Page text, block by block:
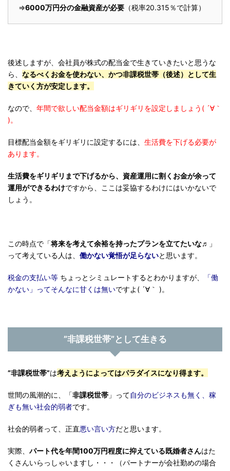
⇒6000万円分の金融資産が必要 （税率20.315％で計算）
後述しますが、会社員が株式の配当金で生きていきたいと思うな
ら、 なるべくお金を使わない、かつ非課税世帯（後述）として生
きていく方が安定します。
なので、 年間で欲しい配当金額はギリギリを設定しましょう( ´∀｀
)。
目標配当金額をギリギリに設定するには、 生活費を下げる必要が
あります。
生活費をギリギリまで下げるから、資産運用に割くお金が余って
運用ができるわけですから、ここは妥協するわけにはいかないで
しょう。
この時点で「将来を考えて余裕を持ったプランを立てたいな♬ 」
って考えている人は、 働かない覚悟が足らないと思います。
税金の支払い等 ちょっとシミュレートするとわかりますが、
「働
かない」ってそんなに甘くは無いですよ( ´∀｀ )。
”非課税世帯”として生きる
”非課税世帯”は考えようによってはパラダイスになり得ます。
世間の風潮的に、「非課税世帯 」って自分のビジネスも無く、稼
ぎも無い社会的弱者です。
社会的弱者って、正直悪い言い方だと思います。
実際、 パート代を年間100万円程度に抑えている既婚者さんはた
くさんいらっしゃいますし・・・（パートナーが会社勤めの場合